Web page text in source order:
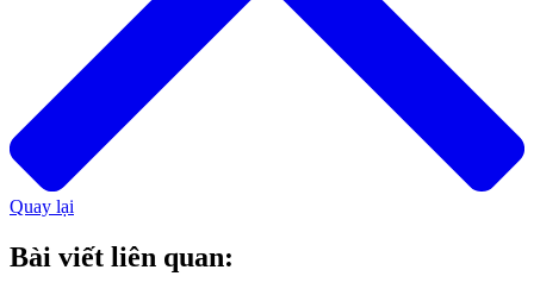
Quay lại
Bài viết liên quan: